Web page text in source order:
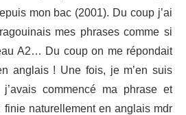
mon bac (2001). Du coup j’ai
mes phrases comme si
A2… Du coup on me répondait
anglais ! Une fois, je m’en suis
commencé ma phrase et
finie naturellement en anglais mdr